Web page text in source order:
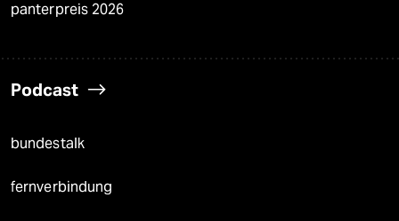
panterpreis 2026
Podcast
bundestalk
fernverbindung